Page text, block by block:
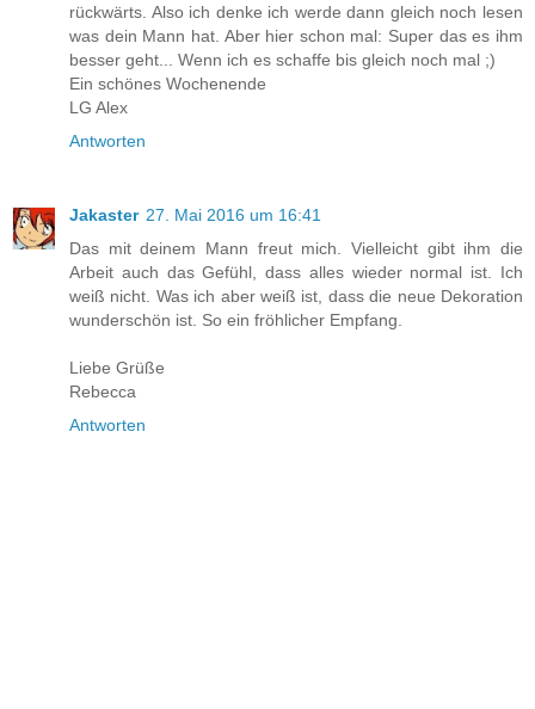
rückwärts. Also ich denke ich werde dann gleich noch lesen
was dein Mann hat. Aber hier schon mal: Super das es ihm
besser geht... Wenn ich es schaffe bis gleich noch mal ;)
Ein schönes Wochenende
LG Alex
Antworten
Jakaster 27. Mai 2016 um 16:41
Das mit deinem Mann freut mich. Vielleicht gibt ihm die
Arbeit auch das Gefühl, dass alles wieder normal ist. Ich
weiß nicht. Was ich aber weiß ist, dass die neue Dekoration
wunderschön ist. So ein fröhlicher Empfang.
Liebe Grüße
Rebecca
Antworten